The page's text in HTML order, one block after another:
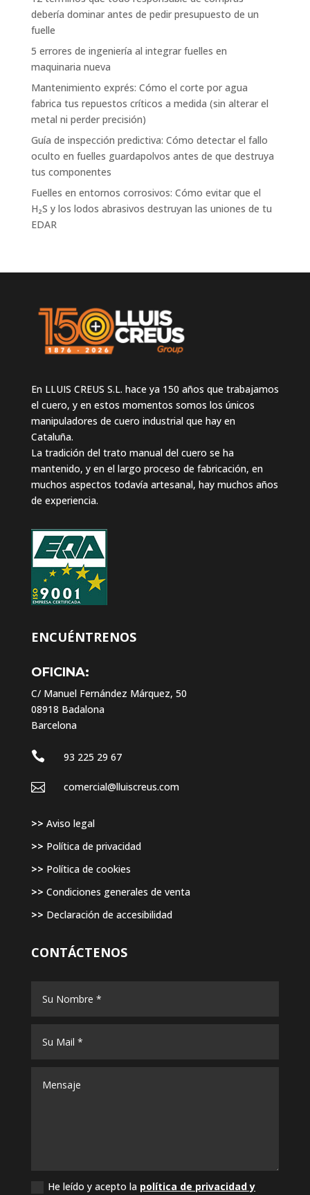
debería dominar antes de pedir presupuesto de un
fuelle
5 errores de ingeniería al integrar fuelles en
maquinaria nueva
Mantenimiento exprés: Cómo el corte por agua
fabrica tus repuestos críticos a medida (sin alterar el
metal ni perder precisión)
Guía de inspección predictiva: Cómo detectar el fallo
oculto en fuelles guardapolvos antes de que destruya
tus componentes
Fuelles en entornos corrosivos: Cómo evitar que el
H₂S y los lodos abrasivos destruyan las uniones de tu
EDAR
En LLUIS CREUS S.L. hace ya 150 años que trabajamos
el cuero, y en estos momentos somos los únicos
manipuladores de cuero industrial que hay en
Cataluña.
La tradición del trato manual del cuero se ha
mantenido, y en el largo proceso de fabricación, en
muchos aspectos todavía artesanal, hay muchos años
de experiencia.
ENCUÉNTRENOS
OFICINA:
C/ Manuel Fernández Márquez, 50
08918 Badalona
Barcelona
 93 225 29 67
 comercial@lluiscreus.com
>> Aviso legal
>> Política de privacidad
>> Política de cookies
>> Condiciones generales de venta
>> Declaración de accesibilidad
CONTÁCTENOS
He leído y acepto la política de privacidad y